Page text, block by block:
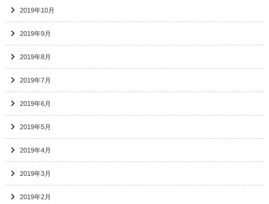
2019年10月
2019年9月
2019年8月
2019年7月
2019年6月
2019年5月
2019年4月
2019年3月
2019年2月